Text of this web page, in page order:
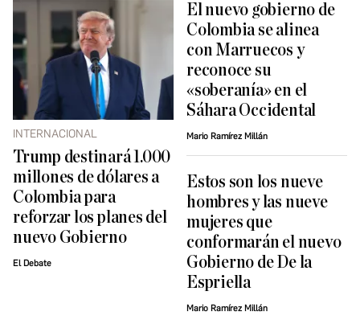
INTERNACIONAL
Trump destinará 1.000
millones de dólares a
Colombia para
reforzar los planes del
nuevo Gobierno
El Debate
El nuevo gobierno de
Colombia se alinea
con Marruecos y
reconoce su
«soberanía» en el
Sáhara Occidental
Mario Ramírez Millán
Estos son los nueve
hombres y las nueve
mujeres que
conformarán el nuevo
Gobierno de De la
Espriella
Mario Ramírez Millán